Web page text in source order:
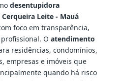
desentupidora
Leite - Mauá
foco em transparência,
O atendimento
residências, condomínios,
empresas e imóveis que
quando há risco